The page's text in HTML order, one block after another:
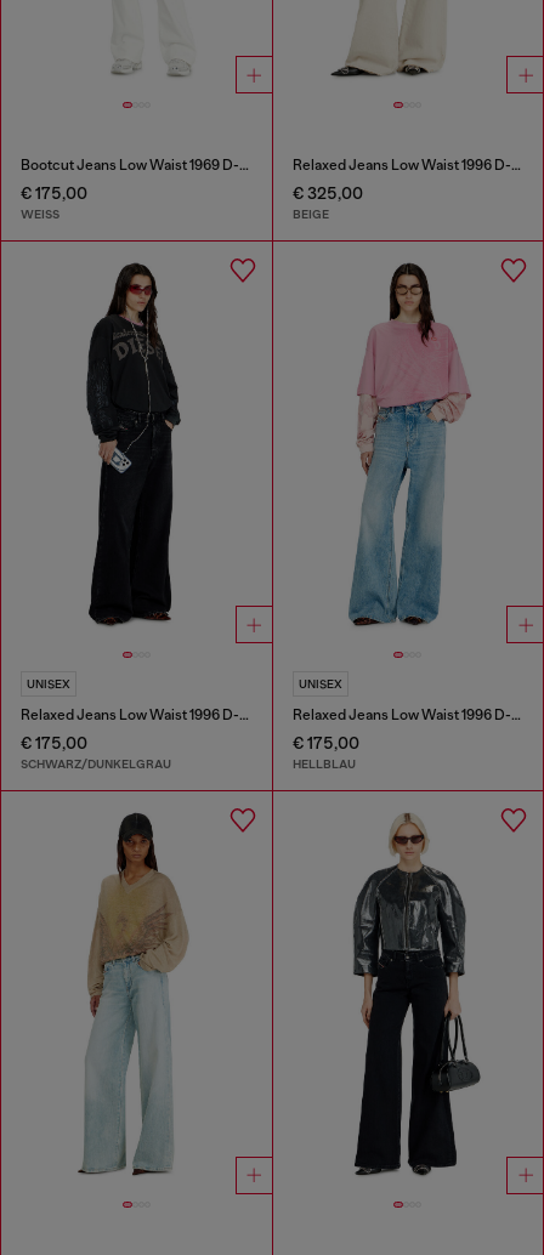
Bootcut Jeans Low Waist 1969 D-Ebbey
€ 175,00
WEISS
Relaxed Jeans Low Waist 1996 D-Sire
€ 325,00
BEIGE
UNISEX
Relaxed Jeans Low Waist 1996 D-Sire
€ 175,00
SCHWARZ/DUNKELGRAU
UNISEX
Relaxed Jeans Low Waist 1996 D-Sire
€ 175,00
HELLBLAU